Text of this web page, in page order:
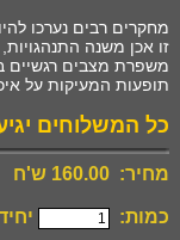
מחקרים רבים נערכו
זו אכן משנה התנהגויות,
משפרת מצבים רגשיים
תופעות המעיקות על
כל המשלוחים
מחיר: 160.00 ש'ח
כמות: